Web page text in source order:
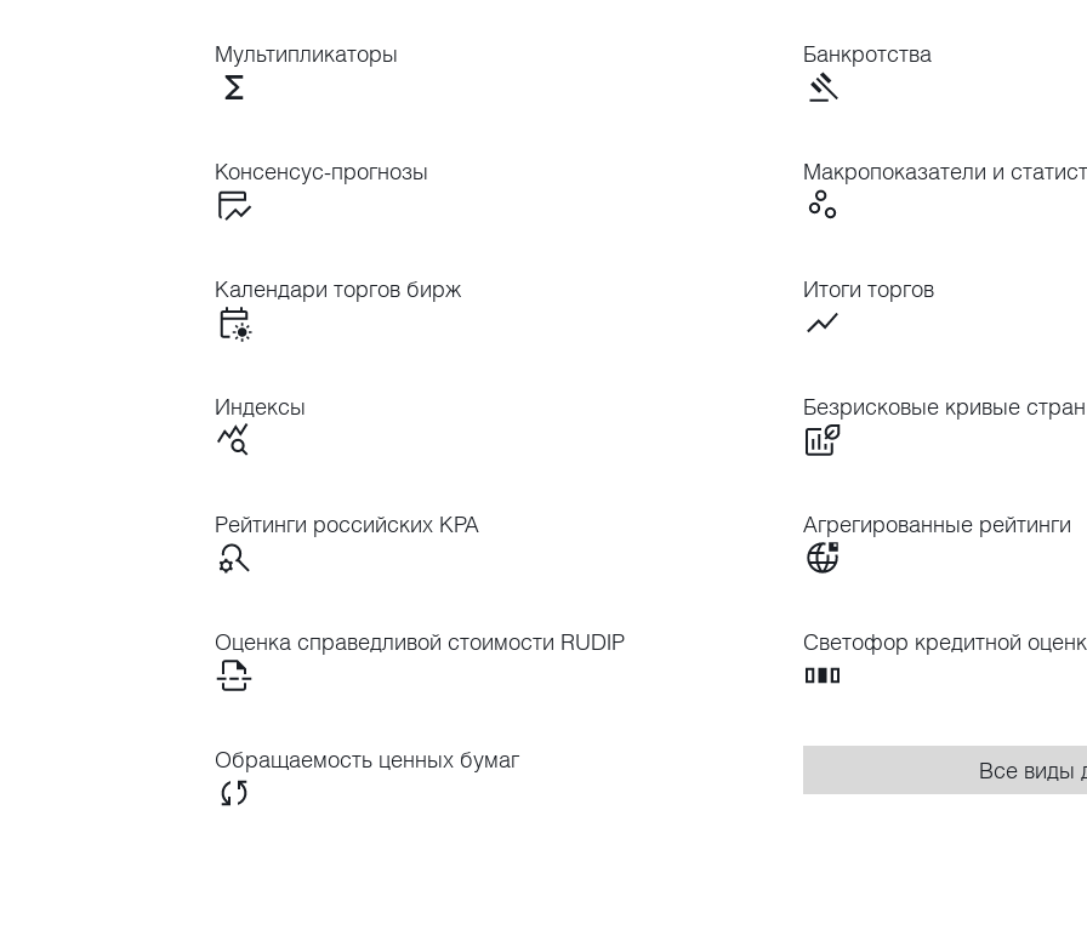
Мультипликаторы Банкротства
Консенсус-прогнозы Макропоказатели и
Календари торгов бирж Итоги торгов
Индексы Безрисковые кривые стран
Рейтинги российских КРА Агрегированные рейтинги
Оценка справедливой стоимости RUDIP Светофор кредитной
Обращаемость ценных бумаг Все виды